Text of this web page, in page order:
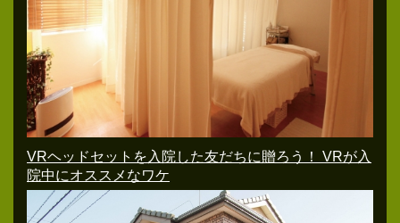
VRヘッドセットを入院した友だちに贈ろう！ VRが入
院中にオススメなワケ